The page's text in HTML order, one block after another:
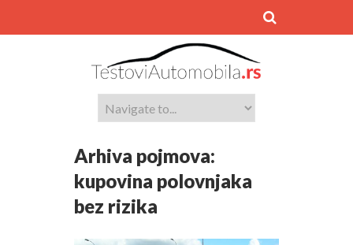
Arhiva pojmova:
kupovina polovnjaka
bez rizika